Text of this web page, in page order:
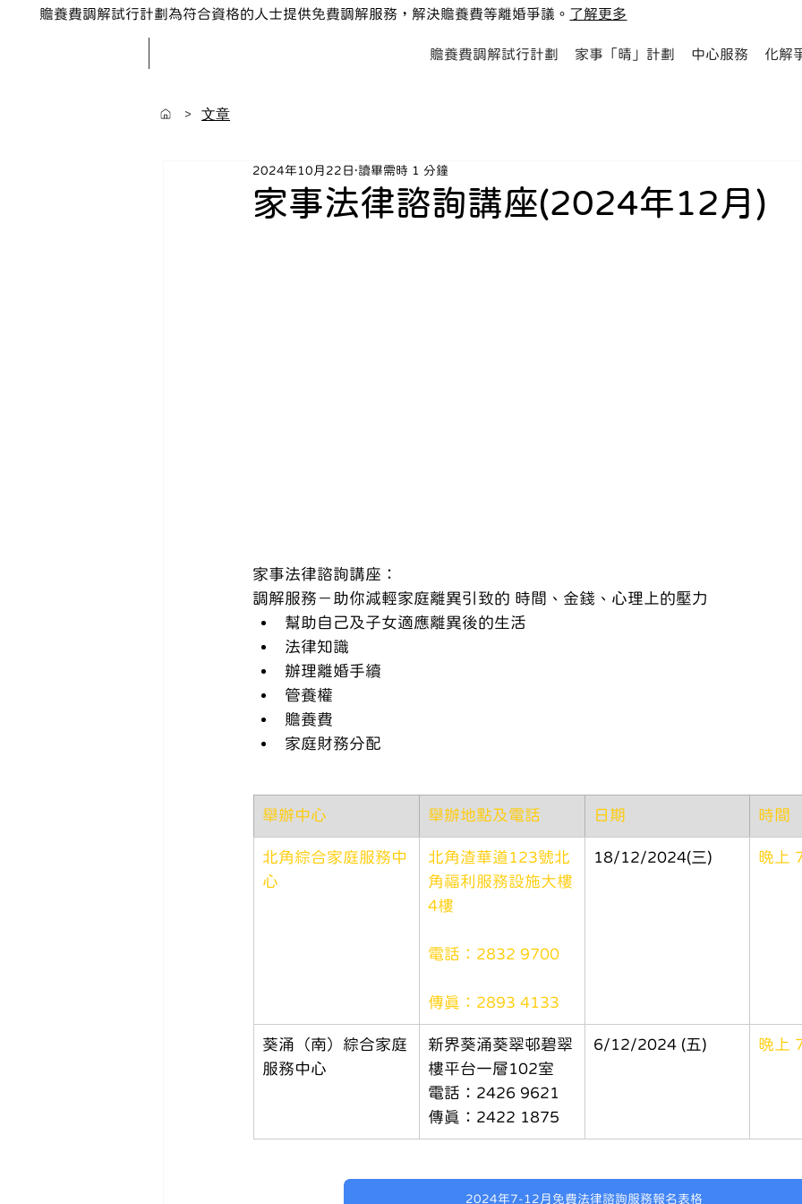
贍養費調解試行計劃 家事「晴」計劃 中心服務 化解
贍養費調解試行計劃為符合資格的人士提供免費調解服務，解決贍養費等離婚爭議。 了解更多
> 文章
家事法律諮詢講座(2024年12月)
2024年10月22日 讀畢需時 1 分鐘
家事法律諮詢講座：
調解服務－助你減輕家庭離異引致的 時間、金錢、心理上的壓力
幫助自己及子女適應離異後的生活
法律知識
辦理離婚手續
管養權
贍養費
家庭財務分配
舉辦中心 舉辦地點及電話 日期 時間
北角綜合家庭服務中
心
北角渣華道123號北
角福利服務設施大樓
4樓
電話：2832 9700
傳真：2893 4133
18/12/2024(三) 晚上
葵涌（南）綜合家庭
服務中心
新界葵涌葵翠邨碧翠
樓平台一層102室
電話：2426 9621
傳真：2422 1875
6/12/2024 (五) 晚上
2024年7-12月免費法律諮詢服務報名表格